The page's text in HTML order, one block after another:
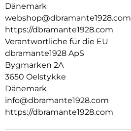
Dänemark
webshop@dbramante1928.com
https://dbramante1928.com
Verantwortliche für die EU
dbramante1928 ApS
Bygmarken 2A
3650 Oelstykke
Dänemark
info@dbramante1928.com
https://dbramante1928.com